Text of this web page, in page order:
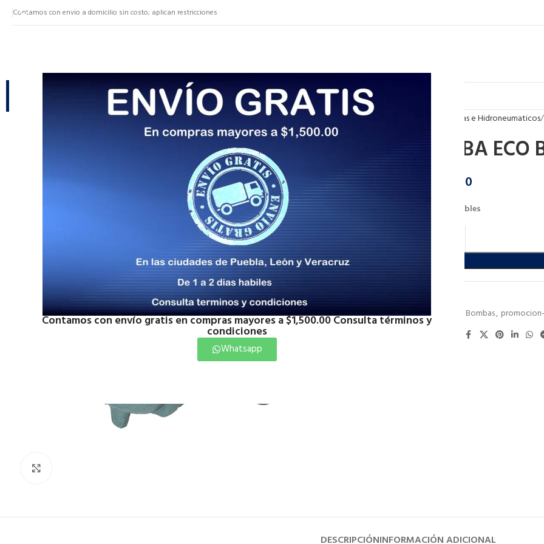
Contamos con envío gratis en compras mayores a $1,500.00 Consulta términos y
condiciones
Whatsapp
Contamos con envio a domicilio sin costo; aplican restricciones
NUESTRAS CATEGORÍAS
CATEGORÍAS
Bombas e Hidroneumaticos
BOMBA ECO
2,956.50
2 disponibles
Categorías:
Bombas,
DESCRIPCIÓNINFORMACIÓN ADICIONAL